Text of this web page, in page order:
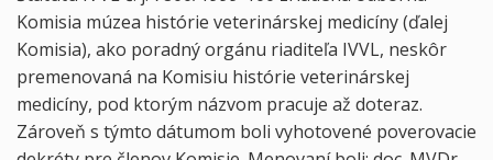
Komisia múzea histórie veterinárskej medicíny (ďalej
Komisia), ako poradný orgánu riaditeľa IVVL, neskôr
premenovaná na Komisiu histórie veterinárskej
medicíny, pod ktorým názvom pracuje až doteraz.
Zároveň s týmto dátumom boli vyhotovené poverovacie